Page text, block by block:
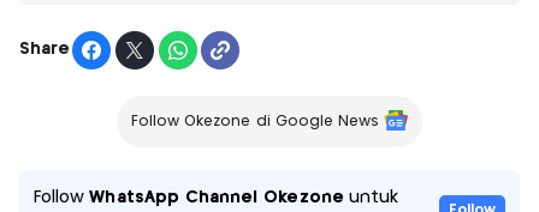
Share
Follow Okezone di Google News
FollowWhatsApp Channel Okezone untuk